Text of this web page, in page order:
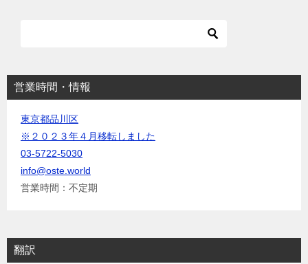
営業時間・情報
東京都品川区
※２０２３年４月移転しました
03-5722-5030
info@oste.world
営業時間：不定期
翻訳